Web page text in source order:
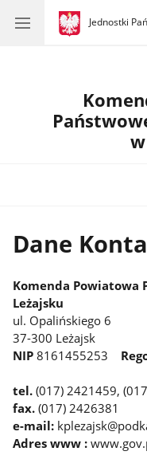
gov.pl
Jednostki
gov.pl
Jednostki
Dane
Komenda Powiatowa
Leżajsku
ul. Opalińskiego 6
37-300 Leżajsk
NIP 8161455253
tel. (017) 2421459,
fax.(017) 2426381
e-mail:
Adres www :